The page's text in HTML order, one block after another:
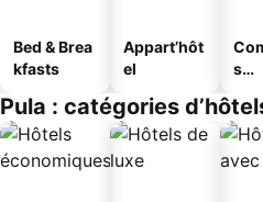
Bed & Brea
kfasts
Appart’hôt
el
s
s
Pula : catégories